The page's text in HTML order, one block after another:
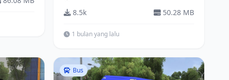
8.5k
50.28 MB
1 bulan yang lalu
Bus